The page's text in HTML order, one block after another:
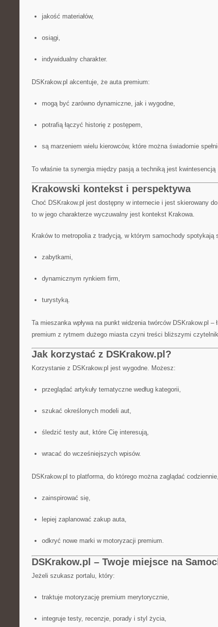
jakość materiałów,
osiągi,
indywidualny charakter.
DSKrakow.pl akcentuje, że auta premium:
mogą być zarówno dynamiczne, jak i wygodne,
potrafią łączyć historię z postępem,
są marzeniem wielu kierowców, które można świadomie
To właśnie ta synergia między pasją a techniką jest kwintesencją
Krakowski kontekst i perspektywa
Choć DSKrakow.pl jest dostępny w internecie i jest skierowany
to w jego charakterze wyczuwalny jest kontekst Krakowa.
Kraków to metropolia z tradycją, w którym samochody spotykają
zabytkami,
dynamicznym rynkiem firm,
turystyką.
Ta mieszanka wpływa na punkt widzenia twórców DSKrakow.pl –
premium z rytmem dużego miasta czyni treści bliższymi
Jak korzystać z DSKrakow.pl?
Korzystanie z DSKrakow.pl jest wygodne. Możesz:
przeglądać artykuły tematyczne według kategorii,
szukać określonych modeli aut,
śledzić testy aut, które Cię interesują,
wracać do wcześniejszych wpisów.
DSKrakow.pl to platforma, do którego można zaglądać
zainspirować się,
lepiej zaplanować zakup auta,
odkryć nowe marki w motoryzacji premium.
DSKrakow.pl – Twoje miejsce na
Jeżeli szukasz portalu, który:
traktuje motoryzację premium merytorycznie,
integruje testy, recenzje, porady i styl życia,